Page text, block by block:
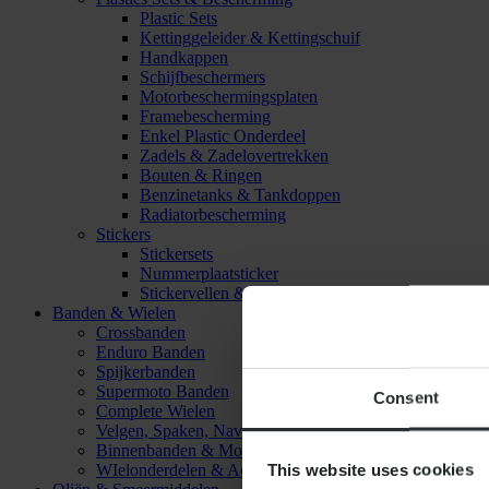
Consent
This website uses cookies
Plastic Sets
Kettinggeleider & Kettingschuif
Handkappen
Schijfbeschermers
Motorbeschermingsplaten
Framebescherming
Enkel Plastic Onderdeel
Zadels & Zadelovertrekken
Bouten & Ringen
Benzinetanks & Tankdoppen
Radiatorbescherming
Stickers
Stickersets
Nummerplaatsticker
Stickervellen & Stickers
Banden & Wielen
Crossbanden
Enduro Banden
Spijkerbanden
Supermoto Banden
Complete Wielen
Velgen, Spaken, Naven & Lagers
Binnenbanden & Mousses
WIelonderdelen & Accessoires